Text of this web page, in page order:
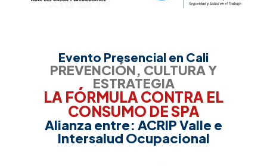
Evento Presencial en Cali
PREVENCIÓN, CULTURA Y
ESTRATEGIA
LA FÓRMULA CONTRA EL
CONSUMO DE SPA
Alianza entre: ACRIP Valle e
Intersalud Ocupacional